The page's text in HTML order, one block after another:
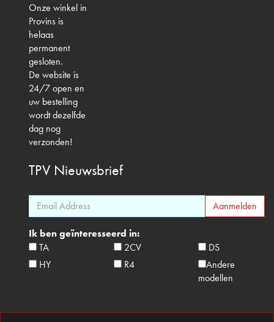
Onze winkel in
Provins is
helaas
permanent
gesloten.
De website is
24/7 open en
uw bestelling
wordt dezelfde
dag nog
verzonden!
TPV Nieuwsbrief
Ik ben geïnteresseerd in:
TA
2CV
DS
HY
R4
Andere
modellen